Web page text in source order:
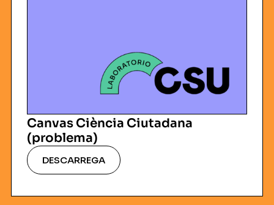
Canvas Ciència Ciutadana
(problema)
DESCARREGA